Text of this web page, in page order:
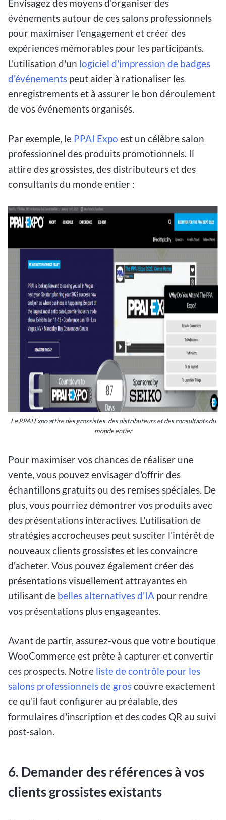
Envisagez des moyens d'organiser des
événements autour de ces salons professionnels
pour maximiser l'engagement et créer des
expériences mémorables pour les participants.
L'utilisation d'un logiciel d'impression de badges
d'événements peut aider à rationaliser les
enregistrements et à assurer le bon déroulement
de vos événements organisés.
Par exemple, le PPAI Expo est un célèbre salon
professionnel des produits promotionnels. Il
attire des grossistes, des distributeurs et des
consultants du monde entier :
Le PPAI Expo attire des grossistes, des distributeurs et des consultants du
monde entier
Pour maximiser vos chances de réaliser une
vente, vous pouvez envisager d'offrir des
échantillons gratuits ou des remises spéciales. De
plus, vous pourriez démontrer vos produits avec
des présentations interactives. L'utilisation de
stratégies accrocheuses peut susciter l'intérêt de
nouveaux clients grossistes et les convaincre
d'acheter. Vous pouvez également créer des
présentations visuellement attrayantes en
utilisant de belles alternatives d'IA pour rendre
vos présentations plus engageantes.
Avant de partir, assurez-vous que votre boutique
WooCommerce est prête à capturer et convertir
ces prospects. Notre liste de contrôle pour les
salons professionnels de groscouvre exactement
ce qu'il faut configurer au préalable, des
formulaires d'inscription et des codes QR au suivi
post-salon.
6. Demander des références à vos
clients grossistes existants